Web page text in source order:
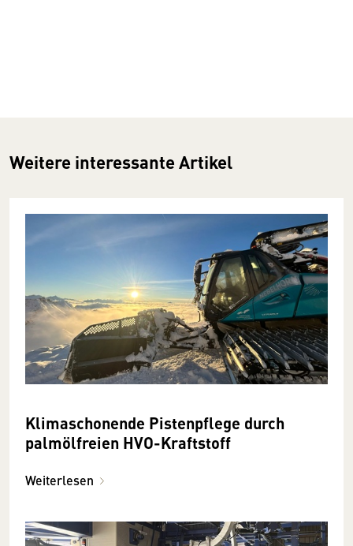
Weitere interessante Artikel
Klimaschonende Pistenpflege durch
palmölfreien HVO-Kraftstoff
Weiterlesen